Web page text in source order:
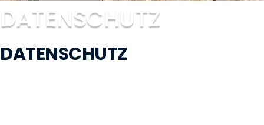
DATENSCHUTZ
DATENSCHUTZ